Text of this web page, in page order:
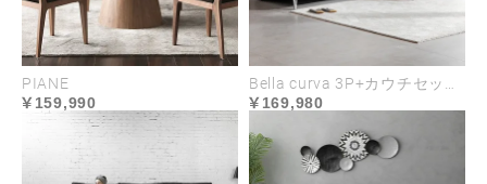
PIANE
159,990
Bella curva 3P+カウチセット コンパクト／レギュラー／ラージ
169,980